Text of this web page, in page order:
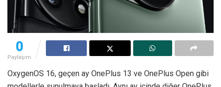
0
Paylaşım
OxygenOS 16, geçen ay OnePlus 13 ve OnePlus Open gibi